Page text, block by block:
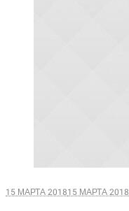
15 МАРТА 201815 МАРТА 2018